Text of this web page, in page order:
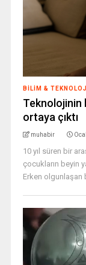
BILIM &
Teknolojinin
ortaya çıktı
muhabir
10 yıl süren bir
çocukların beyin
Erken olgunlaşan